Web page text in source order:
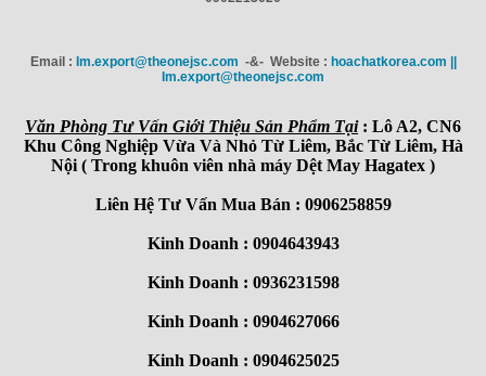
Email : Im.export@theonejsc.com -&- Website : hoachatkorea.com ||
Im.export@theonejsc.com
Văn Phòng Tư Vấn Giới Thiệu Sản Phẩm Tại: Lô A2, CN6
Khu Công Nghiệp Vừa Và Nhỏ Từ Liêm, Bắc Từ Liêm, Hà
Nội ( Trong khuôn viên nhà máy Dệt May Hagatex )
Liên Hệ Tư Vấn Mua Bán : 0906258859
Kinh Doanh : 0904643943
Kinh Doanh : 0936231598
Kinh Doanh : 0904627066
Kinh Doanh : 0904625025